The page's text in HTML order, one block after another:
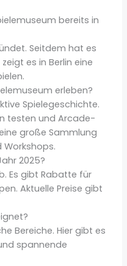
bereits in
Seitdem hat es
es in Berlin eine
erleben?
Spielegeschichte.
testen und Arcade-
große Sammlung
2025?
Es gibt Rabatte für
Aktuelle Preise gibt
Bereiche. Hier gibt es
spannende